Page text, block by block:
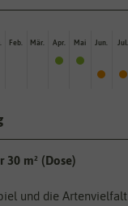
Feb. Mär. Apr. Mai Jun. Jul.
30 m² (Dose)
und die